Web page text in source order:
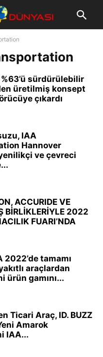
sürdürülebilir
üretilmiş konsept
çıkardı
IAA
Hannover
yenilikçi ve çevreci
ACCURIDE VE
BİRLİKLERİYLE 2022
FUARI’NDA
2022’de tamamı
araçlardan
ürün gamını...
Ticari Araç, ID. BUZZ
Amarok
IAA...